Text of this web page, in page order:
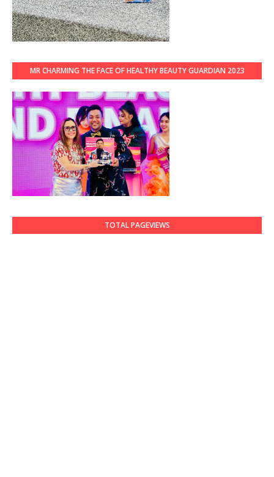
MR CHARMING THE FACE OF HEALTHY BEAUTY GUARDIAN 2023
TOTAL PAGEVIEWS